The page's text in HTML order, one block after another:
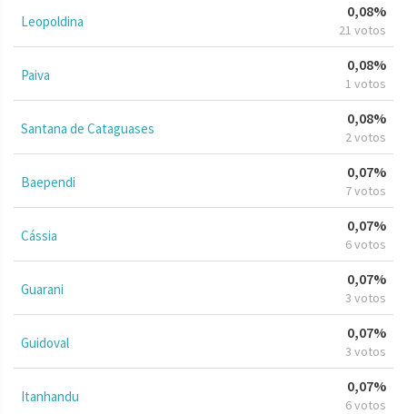
Leopoldina
0,08%
21 votos
Paiva
0,08%
1 votos
Santana de Cataguases
0,08%
2 votos
Baependi
0,07%
7 votos
Cássia
0,07%
6 votos
Guarani
0,07%
3 votos
Guidoval
0,07%
3 votos
Itanhandu
0,07%
6 votos